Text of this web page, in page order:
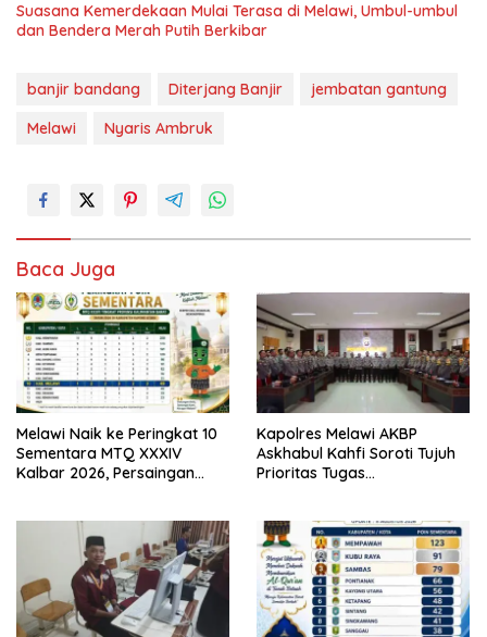
Suasana Kemerdekaan Mulai Terasa di Melawi, Umbul-umbul
dan Bendera Merah Putih Berkibar
banjir bandang Diterjang Banjir
jembatan gantung
Melawi
Nyaris Ambruk
Baca Juga
Melawi Naik ke Peringkat 10
Sementara MTQ XXXIV
Kalbar 2026, Persaingan
Kapolres Melawi AKBP
Askhabul Kahfi Soroti Tujuh
Prioritas Tugas